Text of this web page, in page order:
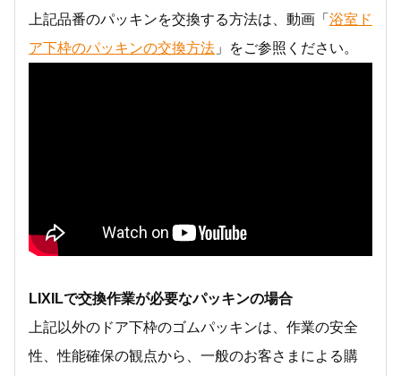
上記品番のパッキンを交換する方法は、動画「 浴室ド
ア下枠のパッキンの交換方法 」をご参照ください。
LIXILで交換作業が必要なパッキンの場合
上記以外のドア下枠のゴムパッキンは、作業の安全
性、性能確保の観点から、一般のお客さまによる購